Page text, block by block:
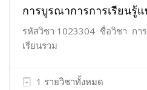
การบูรณาการการเรียนรู้แ
รหัสวิชา 1023304 ชื่อวิชา กา
เรียนรวม
1 รายวิชาทั้งหมด